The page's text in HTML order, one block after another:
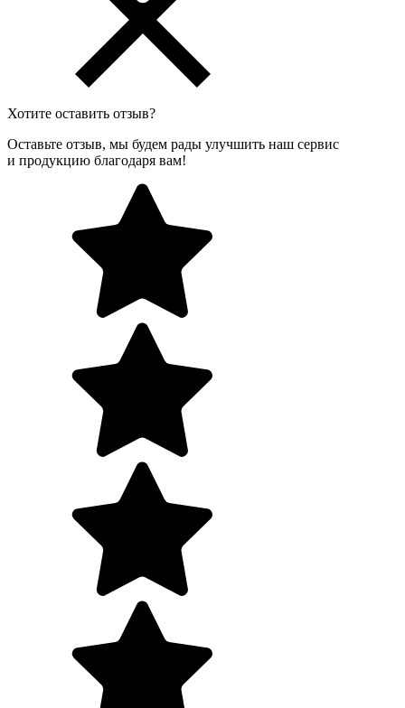
Хотите оставить отзыв?
Оставьте отзыв, мы будем рады улучшить наш сервис
и продукцию благодаря вам!